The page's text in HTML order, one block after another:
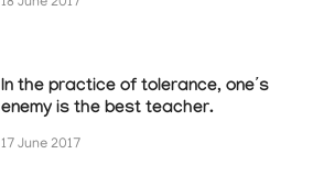
In the practice of tolerance, one’s
enemy is the best teacher.
17 June 2017